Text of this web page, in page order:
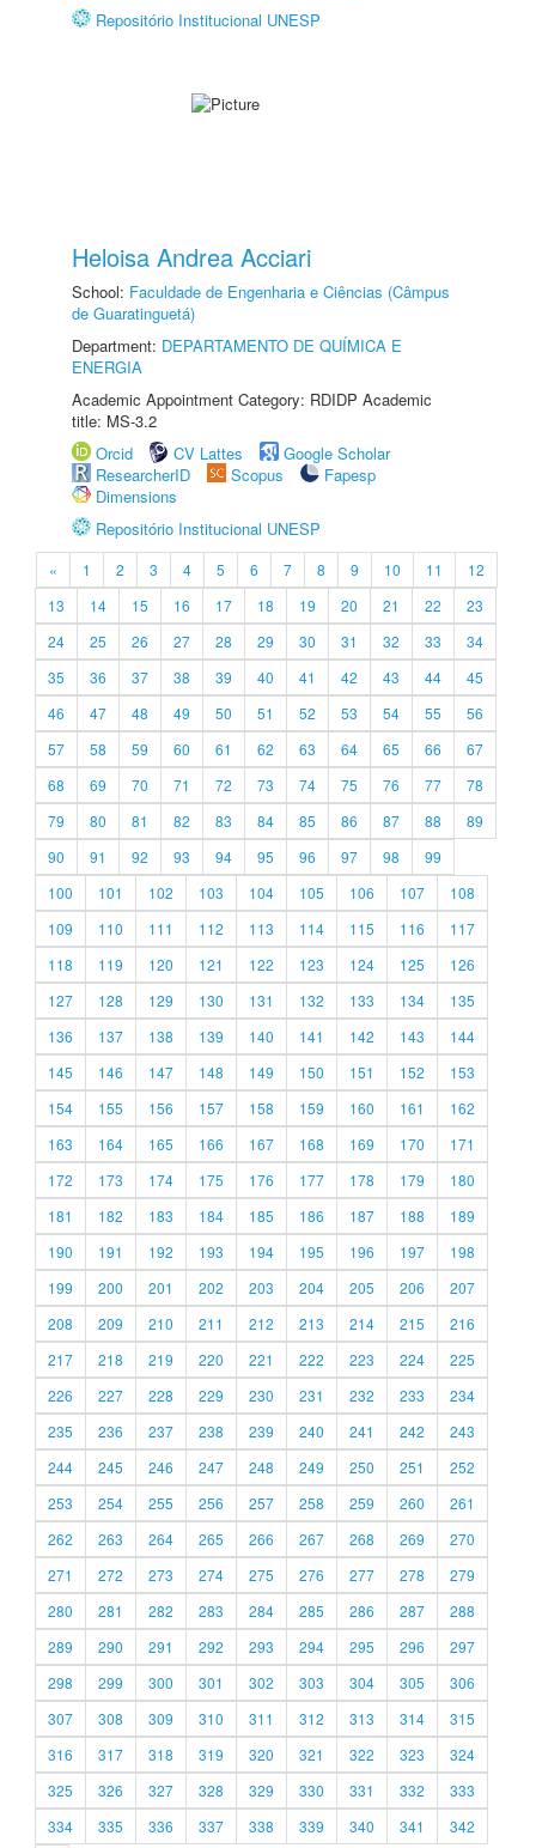
Repositório Institucional UNESP
Heloisa Andrea Acciari
School: Faculdade de Engenharia e Ciências (Câmpus
de Guaratinguetá)
Department: DEPARTAMENTO DE QUÍMICA E
ENERGIA
Academic Appointment Category: RDIDP Academic
title: MS-3.2
Orcid
CV Lattes
Google Scholar
ResearcherID
Scopus
Fapesp
Dimensions
Repositório Institucional UNESP
« 1 2 3 4 5 6 7 8 9 10 11
12
13
14 15 16 17 18 19 20 21 22
23
24
25 26 27 28 29 30 31 32 33
34
35
36 37 38 39 40 41 42 43 44
45
46
47 48 49 50 51 52 53 54 55
56
57
58 59 60 61 62 63 64 65 66
67
68
69 70 71 72 73 74 75 76 77
78
79
80 81 82 83 84 85 86 87 88
89
90
91 92 93 94 95 96 97 98
99
100
101 102 103 104 105 106 107
108
109
110 111 112 113 114 115 116
117
118
119 120 121 122 123 124 125
126
127
128 129 130 131 132 133 134
135
136
137 138 139 140 141 142 143
144
145
146 147 148 149 150 151 152
153
154
155 156 157 158 159 160 161
162
163
164 165 166 167 168 169 170
171
172
173 174 175 176 177 178 179
180
181
182 183 184 185 186 187 188
189
190
191 192 193 194 195 196 197
198
199
200 201 202 203 204 205 206
207
208
209 210 211 212 213 214 215
216
217
218 219 220 221 222 223 224
225
226
227 228 229 230 231 232 233
234
235
236 237 238 239 240 241 242
243
244
245 246 247 248 249 250 251
252
253
254 255 256 257 258 259 260
261
262
263 264 265 266 267 268 269
270
271
272 273 274 275 276 277 278
279
280
281 282 283 284 285 286 287
288
289
290 291 292 293 294 295 296
297
298
299 300 301 302 303 304 305
306
307
308 309 310 311 312 313 314
315
316
317 318 319 320 321 322 323
324
325
326 327 328 329 330 331 332
333
334
335 336 337 338 339 340 341 342